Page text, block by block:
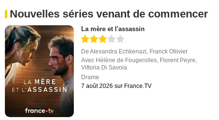
Nouvelles séries venant de commencer
La mère et l'assassin
DeAlexandra Echkenazi, Franck Ollivier
Avec Hélène de Fougerolles, Florent Peyre,
Vittoria Di Savoia
Drame
7 août 2026 sur France.TV